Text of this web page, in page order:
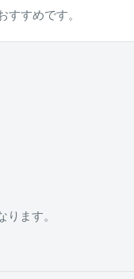
すめです。